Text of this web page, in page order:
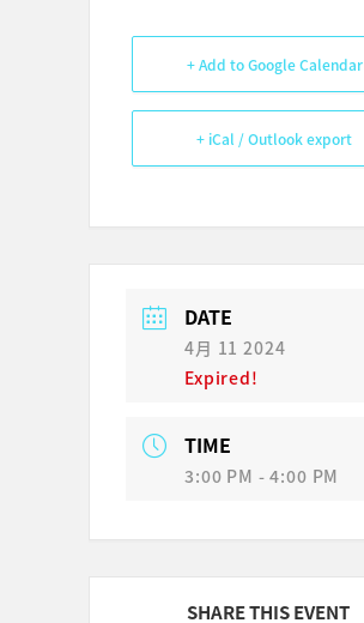
+ Add to Google Calendar
+ iCal / Outlook export
DATE
4月 11 2024
Expired!
TIME
3:00 PM - 4:00 PM
SHARE THIS EVENT